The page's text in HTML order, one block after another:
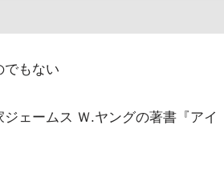
でもない
ェームス Ｗ.ヤングの著書『アイ